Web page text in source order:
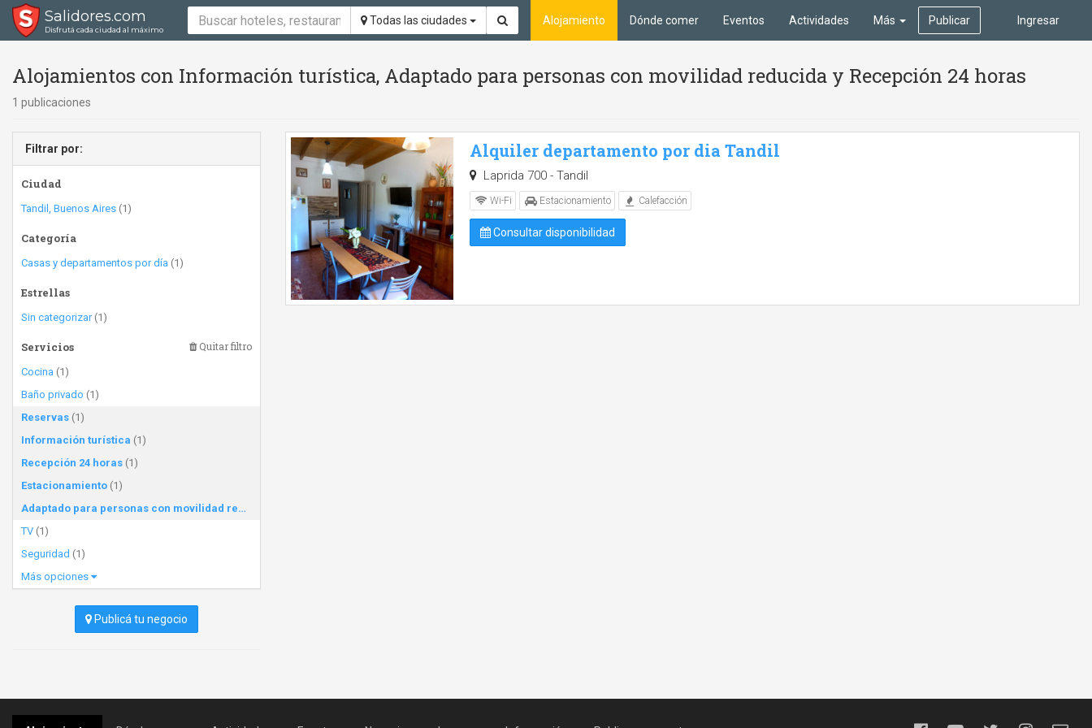
Salidores.com
Disfrutá cada ciudad al máximo
Todas las ciudades Ingresar
Alojamiento Dónde comer Eventos Actividades Más Publicar
Alojamientos con Información turística, Adaptado para personas con movilidad reducida y Recepción 24 horas
1 publicaciones
Filtrar por:
Ciudad
Tandil, Buenos Aires (1)
Categoría
Casas y departamentos por día (1)
Estrellas
Sin categorizar(1)
Servicios Quitar filtro
Cocina (1)
Baño privado (1)
Reservas (1)
Información turística (1)
Recepción 24 horas (1)
Estacionamiento (1)
Adaptado para personas con movilidad reducida
TV (1)
Seguridad (1)
Más opciones
Publicá tu negocio
Alquiler departamento por dia Tandil
Laprida 700 - Tandil
Wi-Fi Estacionamiento Calefacción
Consultar disponibilidad